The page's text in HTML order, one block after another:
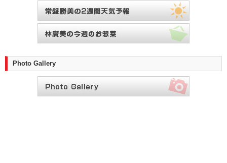
Photo Gallery